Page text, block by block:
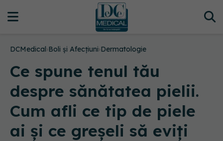
DCMedical›Boli și Afecțiuni›Dermatologie
Ce spune tenul tău
despre sănătatea pielii.
Cum afli ce tip de piele
ai și ce greșeli să eviți